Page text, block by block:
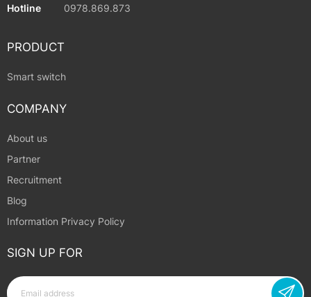
Hotline
0978.869.873
PRODUCT
Smart switch
COMPANY
About us
Partner
Recruitment
Blog
Information Privacy Policy
SIGN UP FOR